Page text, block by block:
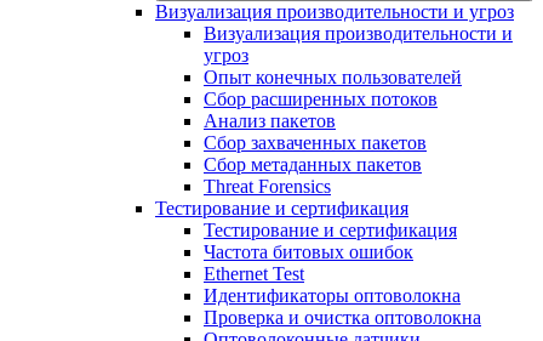
Визуализация производительности и угроз
Визуализация производительности и
угроз
Опыт конечных пользователей
Сбор расширенных потоков
Анализ пакетов
Сбор захваченных пакетов
Сбор метаданных пакетов
Threat Forensics
Тестирование и сертификация
Тестирование и сертификация
Частота битовых ошибок
Ethernet Test
Идентификаторы оптоволокна
Проверка и очистка оптоволокна